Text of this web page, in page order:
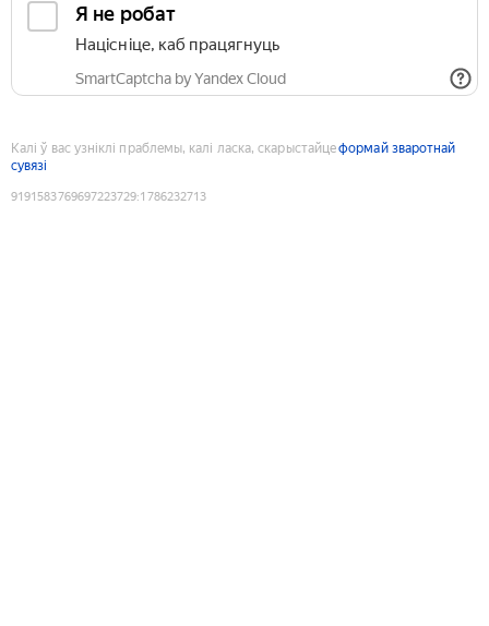
Я не робат
Націсніце, каб працягнуць
SmartCaptcha by Yandex Cloud
Калі ў вас узніклі праблемы, калі ласка, скарыстайцеформай зваротнай
сувязі
9191583769697223729:1786232713